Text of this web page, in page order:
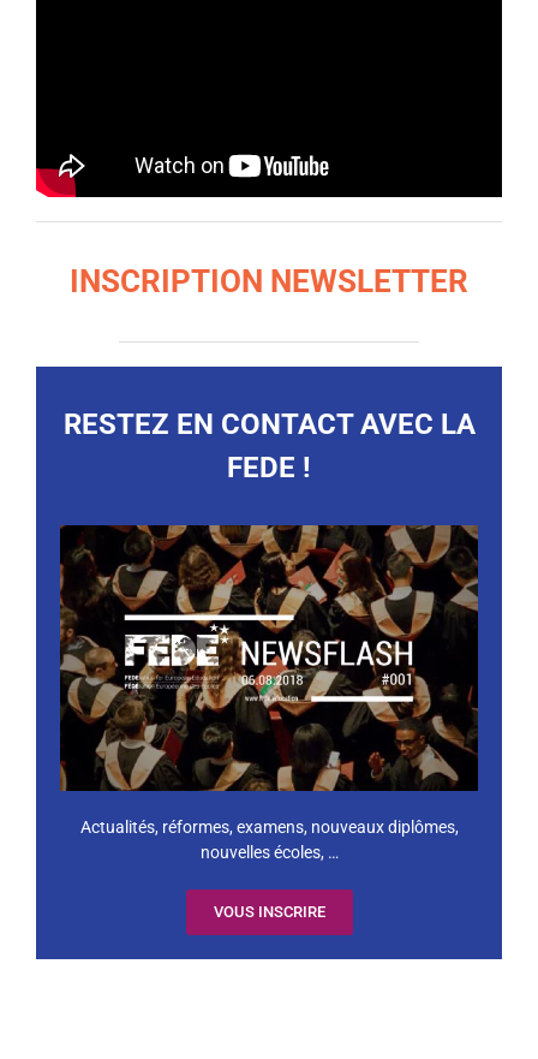
INSCRIPTION NEWSLETTER
RESTEZ EN CONTACT AVEC LA
FEDE !
Actualités, réformes, examens, nouveaux diplômes,
nouvelles écoles, …
VOUS INSCRIRE